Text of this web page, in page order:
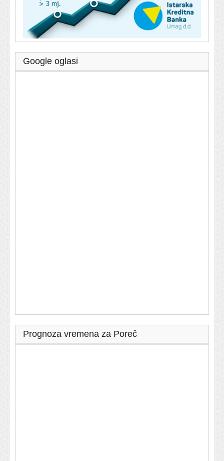
Google oglasi
Prognoza vremena za Poreč